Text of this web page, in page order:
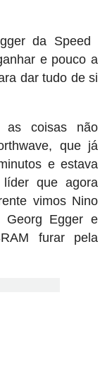
da Speed
e pouco a
dar tudo de si
as coisas não
que já
e estava
líder que agora
vimos Nino
Georg Egger e
furar pela